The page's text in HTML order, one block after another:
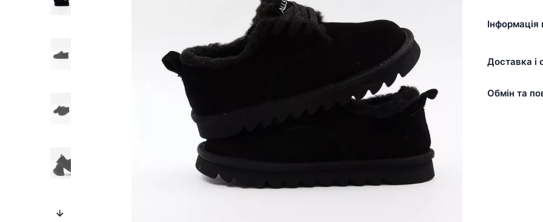
Інформація
Доставка і
Обмін та